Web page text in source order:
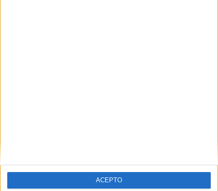
ACEPTO
Y como regalo de agradecimiento, por registrarte te daremos
gratis una copia de nuestro ebook con 100 consejos para tu
primer año de universidad